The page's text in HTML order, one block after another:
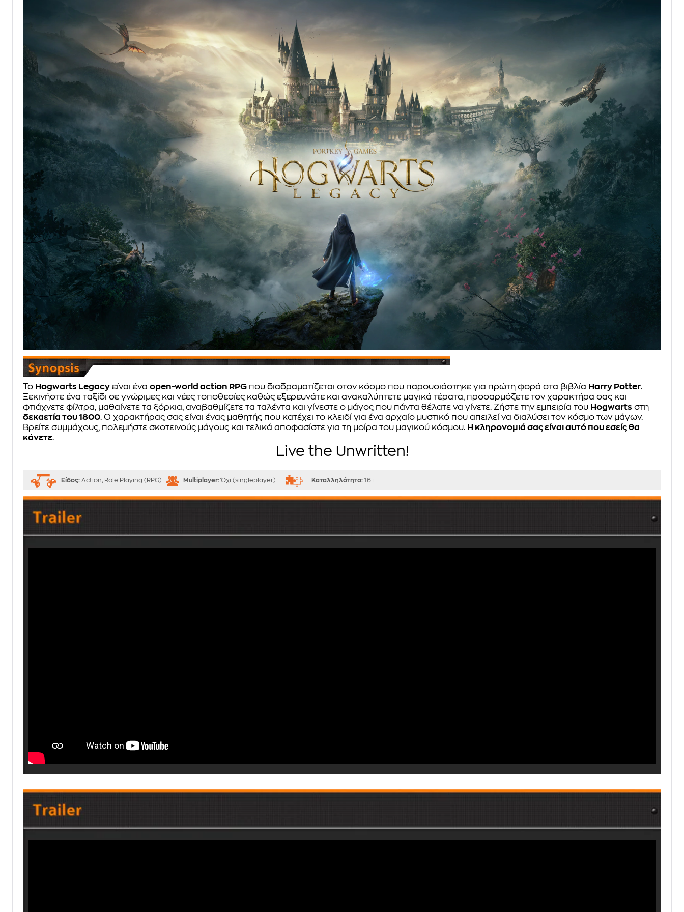
Το Hogwarts Legacy είναι ένα open-world action RPG που διαδραματίζεται στον κόσμο που παρουσιάστηκε για πρώτη φορά στα βιβλία Harry Potter.
Ξεκινήστε ένα ταξίδι σε γνώριμες και νέες τοποθεσίες καθώς εξερευνάτε και ανακαλύπτετε μαγικά τέρατα, προσαρμόζετε τον χαρακτήρα σας και
φτιάχνετε φίλτρα, μαθαίνετε τα ξόρκια, αναβαθμίζετε τα ταλέντα και γίνεστε ο μάγος που πάντα θέλατε να γίνετε. Ζήστε την εμπειρία του Hogwarts στη
δεκαετία του 1800. Ο χαρακτήρας σας είναι ένας μαθητής που κατέχει το κλειδί για ένα αρχαίο μυστικό που απειλεί να διαλύσει τον κόσμο των μάγων.
Βρείτε συμμάχους, πολεμήστε σκοτεινούς μάγους και τελικά αποφασίστε για τη μοίρα του μαγικού κόσμου. Η κληρονομιά σας είναι αυτό που εσείς θα
κάνετε.
Live the Unwritten!
Είδος: Action, Role Playing (RPG) Multiplayer:Όχι (singleplayer) Καταλληλότητα: 16+